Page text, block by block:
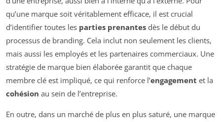
qu’une marque soit véritablement efficace, il est crucial
d’identifier toutes les parties prenantes dès le début du
processus de branding. Cela inclut non seulement les clients,
mais aussi les employés et les partenaires commerciaux. Une
stratégie de marque bien élaborée garantit que chaque
membre clé est impliqué, ce qui renforce l’engagement et la
cohésion au sein de l’entreprise.
En outre, dans un marché de plus en plus saturé, une marque